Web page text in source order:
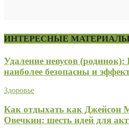
ИНТЕРЕСНЫЕ
Удаление невусов
наиболее безопасны и
Здоровье
Как отдыхать как Джейсон
Овечкин: шесть идей для